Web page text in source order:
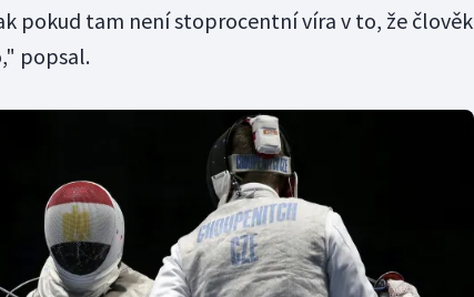
pokud tam není stoprocentní víra v to, že člověk
popsal.